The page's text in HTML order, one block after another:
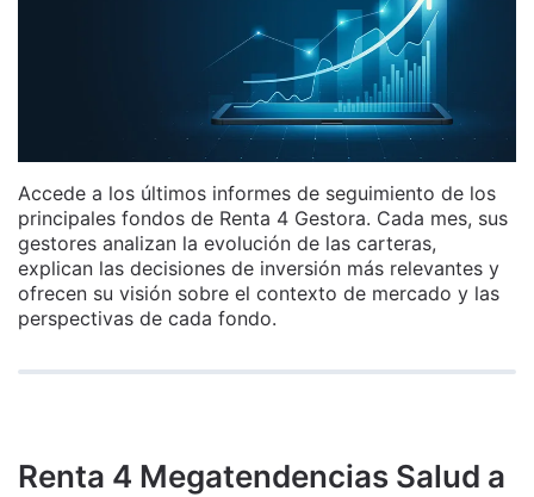
Accede a los últimos informes de seguimiento de los
principales fondos de Renta 4 Gestora. Cada mes, sus
gestores analizan la evolución de las carteras,
explican las decisiones de inversión más relevantes y
ofrecen su visión sobre el contexto de mercado y las
perspectivas de cada fondo.
Renta 4 Megatendencias Salud a